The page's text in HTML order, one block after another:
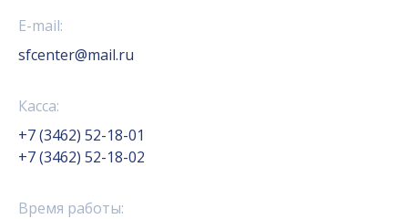
E-mail:
sfcenter@mail.ru
Касса:
+7 (3462) 52-18-01
+7 (3462) 52-18-02
Время работы: